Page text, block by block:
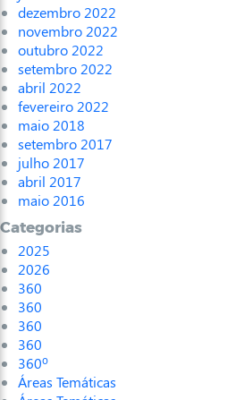
dezembro 2022
novembro 2022
outubro 2022
setembro 2022
abril 2022
fevereiro 2022
maio 2018
setembro 2017
julho 2017
abril 2017
maio 2016
Categorias
2025
2026
360
360
360
360
360º
Áreas Temáticas